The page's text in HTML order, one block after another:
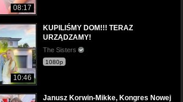
08:17
10:46
KUPILIŚMY DOM!!! TERAZ
URZĄDZAMY!
The Sisters
1080p
Janusz Korwin-Mikke, Kongres Nowej